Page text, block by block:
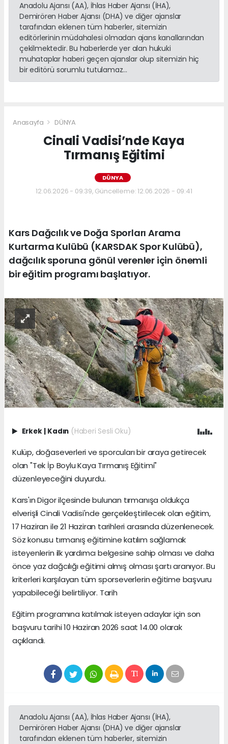
Anadolu Ajansı (AA), İhlas Haber Ajansı (İHA),
Demirören Haber Ajansı (DHA) ve diğer ajanslar
tarafından eklenen tüm haberler, sitemizin
editörlerinin müdahalesi olmadan ajans kanallarından
çekilmektedir. Bu haberlerde yer alan hukuki
muhataplar haberi geçen ajanslar olup sitemizin hiç
bir editörü sorumlu tutulamaz...
Anasayfa DÜNYA
Cinali Vadisi’nde Kaya
Tırmanış Eğitimi
DÜNYA
12.06.2026 - 09:39, Güncelleme: 12.06.2026 - 09:41
Kars Dağcılık ve Doğa Sporları Arama
Kurtarma Kulübü (KARSDAK Spor Kulübü),
dağcılık sporuna gönül verenler için önemli
bir eğitim programı başlatıyor.
Erkek | Kadın (Haberi Sesli Oku)
Kulüp, doğaseverleri ve sporcuları bir araya getirecek
olan "Tek İp Boylu Kaya Tırmanış Eğitimi"
düzenleyeceğini duyurdu.
Kars'ın Digor ilçesinde bulunan tırmanışa oldukça
elverişli Cinali Vadisi'nde gerçekleştirilecek olan eğitim,
17 Haziran ile 21 Haziran tarihleri arasında düzenlenecek.
Söz konusu tırmanış eğitimine katılım sağlamak
isteyenlerin ilk yardımcı belgesine sahip olması ve daha
önce yaz dağcılığı eğitimi almış olması şartı aranıyor. Bu
kriterleri karşılayan tüm sporseverlerin eğitime başvuru
yapabileceği belirtiliyor. Tarih
Eğitim programına katılmak isteyen adaylar için son
başvuru tarihi 10 Haziran 2026 saat 14.00 olarak
açıklandı.
Anadolu Ajansı (AA), İhlas Haber Ajansı (İHA),
Demirören Haber Ajansı (DHA) ve diğer ajanslar
tarafından eklenen tüm haberler, sitemizin